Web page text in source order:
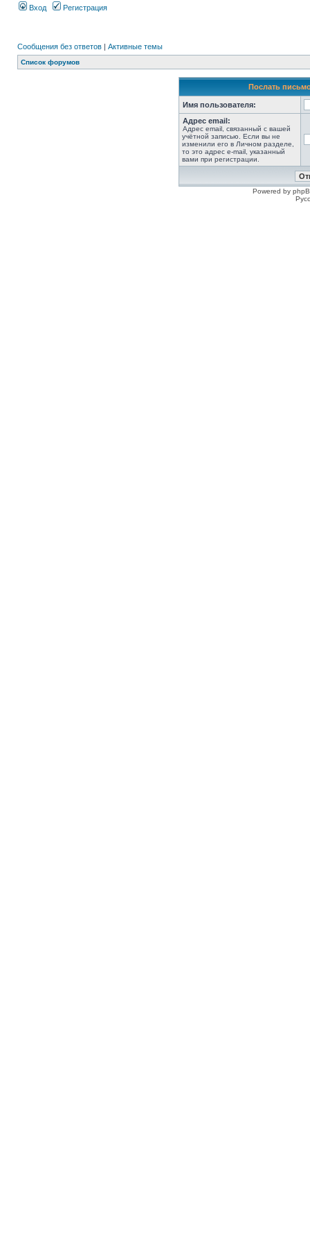
Вход Регистрация
Сообщения без ответов | Активные темы
Список форумов
Послать
Имя пользователя:
Адрес email:
Адрес email, связанный с вашей
учётной записью. Если вы не
изменили его в Личном разделе,
то это адрес e-mail, указанный
вами при регистрации.
Powered by